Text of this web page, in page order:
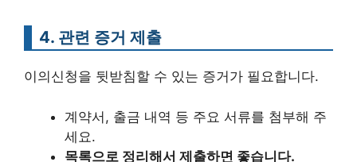
4. 관련 증거 제출
이의신청을 뒷받침할 수 있는 증거가 필요합니다.
계약서, 출금 내역 등 주요 서류를 첨부해 주
세요.
목록으로 정리해서 제출하면 좋습니다.